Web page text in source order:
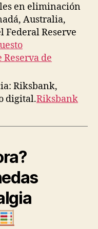
en eliminación
Australia,
Federal Reserve
Reserva de
Riksbank,
digital.Riksbank